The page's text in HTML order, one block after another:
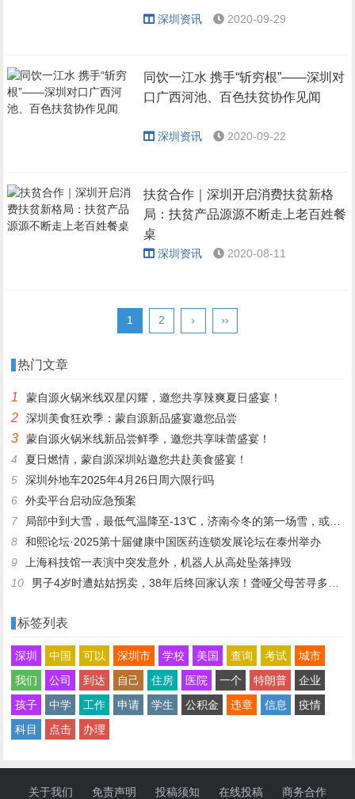
深圳资讯 2020-09-29
同饮一江水 携手“斩穷根”——深圳对
口广西河池、百色扶贫协作见闻
深圳资讯 2020-09-22
扶贫合作｜深圳开启消费扶贫新格
局：扶贫产品源源不断走上老百姓餐
桌
深圳资讯 2020-08-11
1 2 › ››
热门文章
1 蒙自源火锅米线双星闪耀，邀您共享辣爽夏日盛宴！
2 深圳美食狂欢季：蒙自源新品盛宴邀您品尝
3
蒙自源火锅米线新品尝鲜季，邀您共享味蕾盛宴！
4
夏日燃情，蒙自源深圳站邀您共赴美食盛宴！
5
深圳外地车2025年4月26日周六限行吗
6
外卖平台启动应急预案
7
局部中到大雪，最低气温降至-13℃，济南今冬的第一场雪，或跟去年同一时间！
8
和熙论坛·2025第十届健康中国医药连锁发展论坛在泰州举办
9
上海科技馆一表演中突发意外，机器人从高处坠落摔毁
10
男子4岁时遭姑姑拐卖，38年后终回家认亲！聋哑父母苦寻多年，母亲已抱憾离世丨红星寻人
标签列表
深圳 中国 可以 深圳市 学校 美国 查询 考试
城市
我们
公司 到达 自己 住房 医院 一个 特朗普
企业
孩子
中学 工作 申请 学生 公积金 违章 信息
疫情
科目
点击 办理
关于我们 免责声明 投稿须知 在线投稿 商务合作